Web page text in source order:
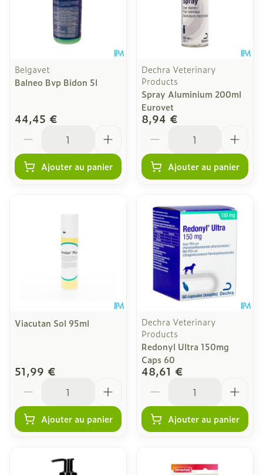
Belgavet
Balneo Bvp Bidon 5l
44,45 €
Ajouter au panier
Dechra Veterinary
Products
Spray Aluminium 200ml
Eurovet
8,94 €
Ajouter au panier
Viacutan Sol 95ml
51,99 €
Ajouter au panier
Dechra Veterinary
Products
Redonyl Ultra 150mg
Caps 60
48,61 €
Ajouter au panier